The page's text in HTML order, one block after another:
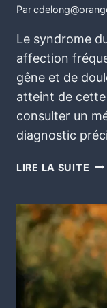
Par
Le syndrome
affection
gêne et de
atteint de cette
consulter un
diagnostic
LIRE LA SUITE